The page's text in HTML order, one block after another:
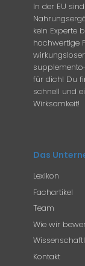
In der EU
kein Experte
hochwertige
für dich! Du
schnell und
Wirksamkeit!
Das
Lexikon
Fachartikel
Team
Wie wir
Kontakt